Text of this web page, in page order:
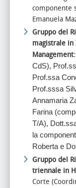
componente
Emanuela
Gruppo del
magistrale in
Management:
CdS),
Prof.ssa
Prof.sssa
Annamaria
Farina
T/A),
la
Roberta e
Gruppo del
triennale in
Corte